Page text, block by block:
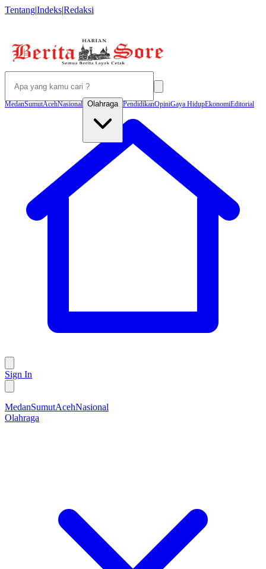
Tentang|Indeks|Redaksi
MedanSumutAcehNasional Olahraga PendidikanOpiniGaya HidupEkonomiEditorial
Sign In
MedanSumutAcehNasional
Olahraga